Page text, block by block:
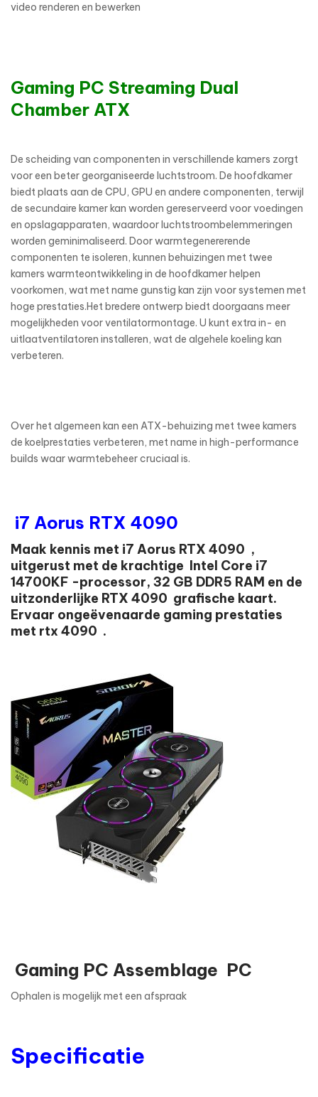
video renderen en bewerken
Gaming PC Streaming Dual
Chamber ATX
De scheiding van componenten in verschillende kamers zorgt
voor een beter georganiseerde luchtstroom. De hoofdkamer
biedt plaats aan de CPU, GPU en andere componenten, terwijl
de secundaire kamer kan worden gereserveerd voor voedingen
en opslagapparaten, waardoor luchtstroombelemmeringen
worden geminimaliseerd. Door warmtegenererende
componenten te isoleren, kunnen behuizingen met twee
kamers warmteontwikkeling in de hoofdkamer helpen
voorkomen, wat met name gunstig kan zijn voor systemen met
hoge prestaties.Het bredere ontwerp biedt doorgaans meer
mogelijkheden voor ventilatormontage. U kunt extra in- en
uitlaatventilatoren installeren, wat de algehele koeling kan
verbeteren.
Over het algemeen kan een ATX-behuizing met twee kamers
de koelprestaties verbeteren, met name in high-performance
builds waar warmtebeheer cruciaal is.
i7 Aorus RTX 4090
Maak kennis met i7 Aorus RTX 4090 ,
uitgerust met de krachtige Intel Core i7
14700KF -processor, 32 GB DDR5 RAM en de
uitzonderlijke RTX 4090 grafische kaart.
Ervaar ongeëvenaarde gaming prestaties
met rtx 4090 .
Gaming PC Assemblage PC
Ophalen is mogelijk met een afspraak
Specificatie